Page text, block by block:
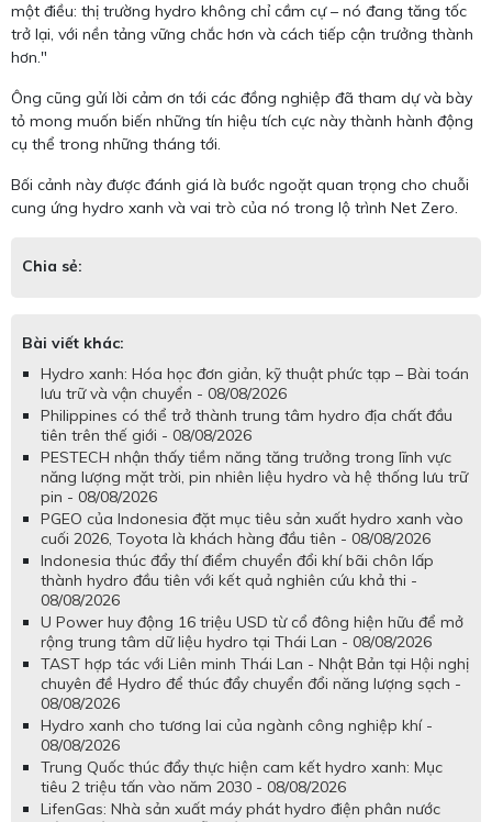
một điều: thị trường hydro không chỉ cầm cự – nó đang tăng tốc
trở lại, với nền tảng vững chắc hơn và cách tiếp cận trưởng thành
hơn."
Ông cũng gửi lời cảm ơn tới các đồng nghiệp đã tham dự và bày
tỏ mong muốn biến những tín hiệu tích cực này thành hành động
cụ thể trong những tháng tới.
Bối cảnh này được đánh giá là bước ngoặt quan trọng cho chuỗi
cung ứng hydro xanh và vai trò của nó trong lộ trình Net Zero.
Chia sẻ:
Bài viết khác:
Hydro xanh: Hóa học đơn giản, kỹ thuật phức tạp – Bài toán
lưu trữ và vận chuyển - 08/08/2026
Philippines có thể trở thành trung tâm hydro địa chất đầu
tiên trên thế giới - 08/08/2026
PESTECH nhận thấy tiềm năng tăng trưởng trong lĩnh vực
năng lượng mặt trời, pin nhiên liệu hydro và hệ thống lưu trữ
pin - 08/08/2026
PGEO của Indonesia đặt mục tiêu sản xuất hydro xanh vào
cuối 2026, Toyota là khách hàng đầu tiên - 08/08/2026
Indonesia thúc đẩy thí điểm chuyển đổi khí bãi chôn lấp
thành hydro đầu tiên với kết quả nghiên cứu khả thi -
08/08/2026
U Power huy động 16 triệu USD từ cổ đông hiện hữu để mở
rộng trung tâm dữ liệu hydro tại Thái Lan - 08/08/2026
TAST hợp tác với Liên minh Thái Lan - Nhật Bản tại Hội nghị
chuyên đề Hydro để thúc đẩy chuyển đổi năng lượng sạch -
08/08/2026
Hydro xanh cho tương lai của ngành công nghiệp khí -
08/08/2026
Trung Quốc thúc đẩy thực hiện cam kết hydro xanh: Mục
tiêu 2 triệu tấn vào năm 2030 - 08/08/2026
LifenGas: Nhà sản xuất máy phát hydro điện phân nước